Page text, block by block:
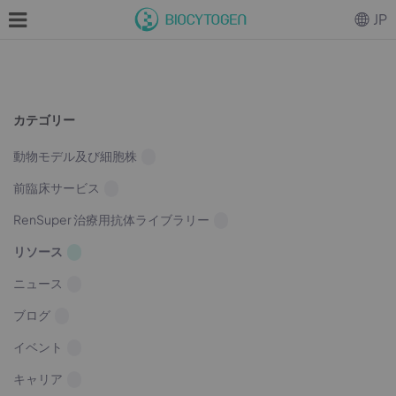
カテゴリー
動物モデル及び細胞株
前臨床サービス
RenSuper 治療用抗体ライブラリー
リソース
ニュース
ブログ
イベント
キャリア
JP